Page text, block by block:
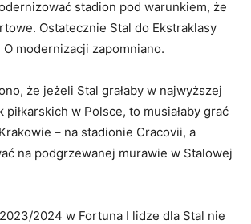
stadion pod warunkiem, że
Ostatecznie Stal do Ekstraklasy
O modernizacji zapomniano.
że jeżeli Stal grałaby w najwyższej
w Polsce, to musiałaby grać
– na stadionie Cracovii, a
na podgrzewanej murawie w Stalowej
2024 w Fortuna I lidze dla Stal nie